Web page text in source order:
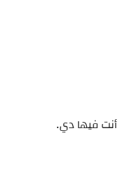
أنت فيها دي.